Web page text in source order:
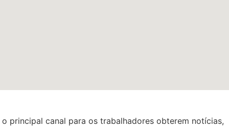
principal canal para os trabalhadores obterem notícias,